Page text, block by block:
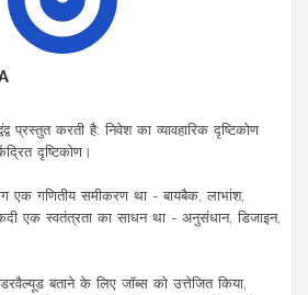
प्रस्तुत करती है: निवेश का व्यावहारिक दृष्टिकोण
दृष्टिकोण।
एक गणितीय समीकरण था - बायबैक, लाभांश,
एक स्वतंत्रता का साधन था - अनुसंधान, डिजाइन,
बताने के लिए जॉब्स को उत्तेजित किया,